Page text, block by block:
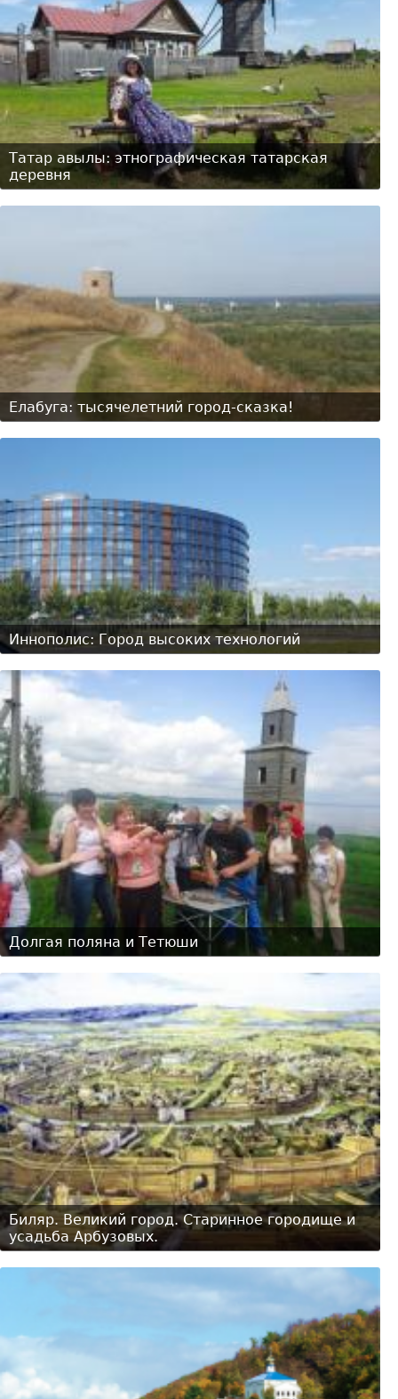
Татар авылы: этнографическая татарская
деревня
Елабуга: тысячелетний город-сказка!
Иннополис: Город высоких технологий
Долгая поляна и Тетюши
Биляр. Великий город. Старинное городище и
усадьба Арбузовых.